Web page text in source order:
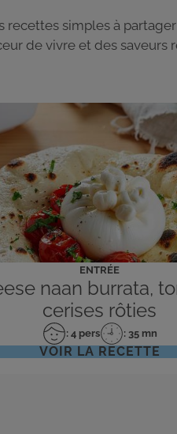
recettes simples à
de vivre et des saveurs
ENTRÉE
naan burrata,
cerises rôties
Nombre
de
: 4 pers
Temps
de
: 35 mn
VOIR LA RECETTE